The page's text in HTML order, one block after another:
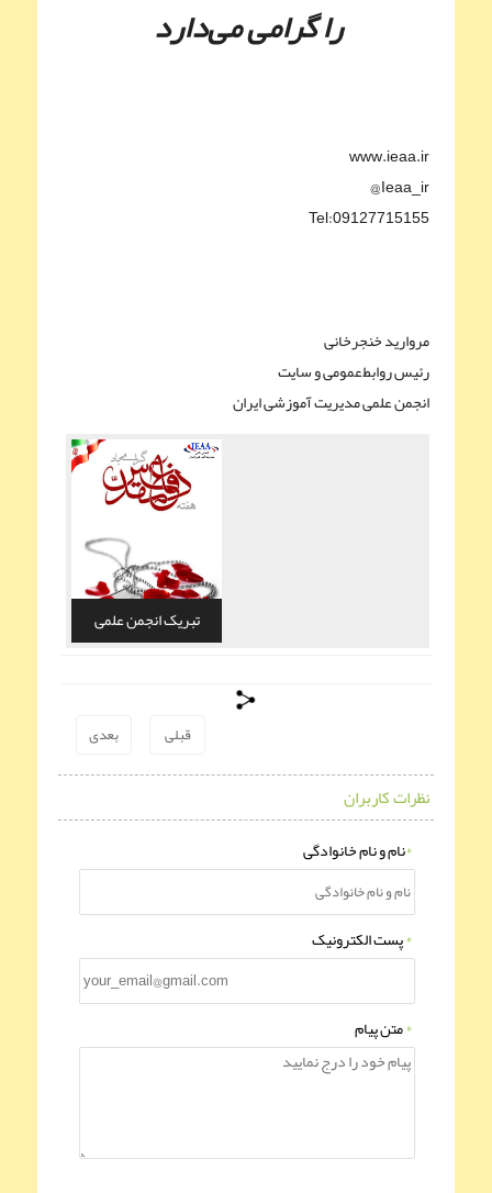
را گرامی می‌دارد
www.ieaa.ir
Ieaa_ir@
Tel:09127715155
مروارید خنجرخانی
رئیس روابط‌عمومی و سایت
انجمن علمی مدیریت آموزشی ایران
تبریک انجمن علمی
دفاع مقدسبعدی قبلی
نظرات کاربران
*نام و نام خانوادگی
*پست الکترونیک
*متن پیام